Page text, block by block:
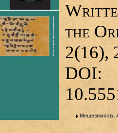
the
2(16),
DOI:
Мешезников,